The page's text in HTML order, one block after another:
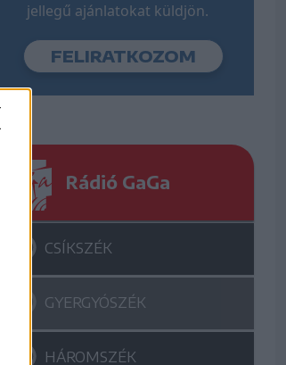
jellegű ajánlatokat küldjön.
Rádió GaGa
CSÍKSZÉK
GYERGYÓSZÉK
HÁROMSZÉK